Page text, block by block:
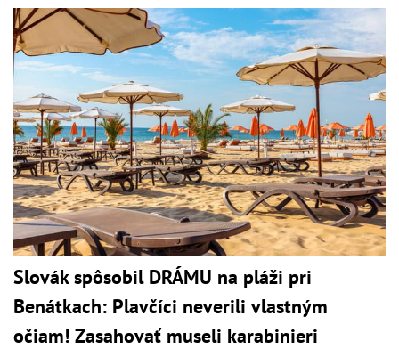
Slovák spôsobil DRÁMU na pláži pri
Benátkach: Plavčíci neverili vlastným
očiam! Zasahovať museli karabinieri